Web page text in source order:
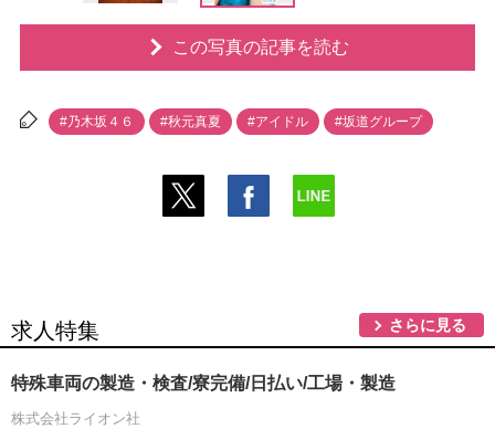
この写真の記事を読む
#乃木坂４６ #秋元真夏 #アイドル #坂道グループ
求人特集 さらに見る
特殊車両の製造・検査/寮完備/日払い/工場・製造
株式会社ライオン社